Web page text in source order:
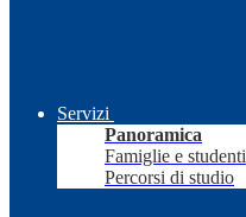
Servizi
Panoramica
Famiglie e studenti
Percorsi di studio